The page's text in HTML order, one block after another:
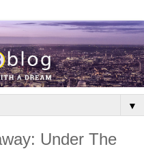
▼
Under The